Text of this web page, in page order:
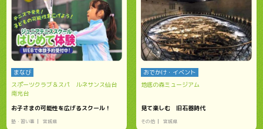
まなび
スポーツクラブ＆スパ ルネサンス仙台
南光台
お子さまの可能性を広げるスクール！
塾・習い事 宮城県
おでかけ・イベント
地底の森ミュージアム
見て楽しむ 旧石器時代
その他 宮城県